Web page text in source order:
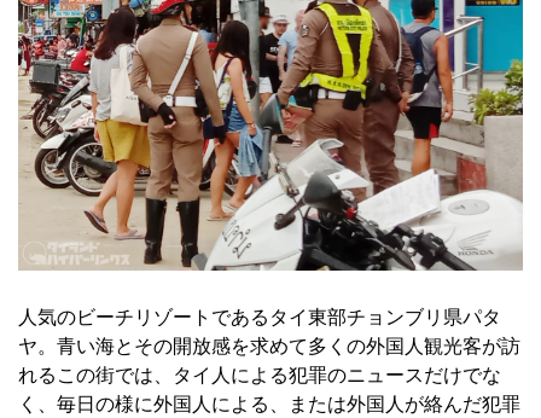
人気のビーチリゾートであるタイ東部チョンブリ県パタ
ヤ。青い海とその開放感を求めて多くの外国人観光客が訪
れるこの街では、タイ人による犯罪のニュースだけでな
く、毎日の様に外国人による、または外国人が絡んだ犯罪